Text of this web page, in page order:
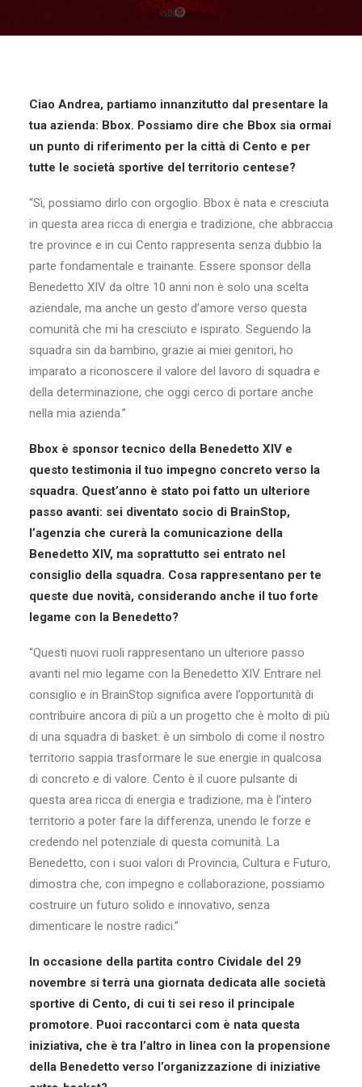
Ciao Andrea, partiamo innanzitutto dal presentare la
tua azienda: Bbox. Possiamo dire che Bbox sia ormai
un punto di riferimento per la città di Cento e per
tutte le società sportive del territorio centese?
“Sì, possiamo dirlo con orgoglio. Bbox è nata e cresciuta
in questa area ricca di energia e tradizione, che abbraccia
tre province e in cui Cento rappresenta senza dubbio la
parte fondamentale e trainante. Essere sponsor della
Benedetto XIV da oltre 10 anni non è solo una scelta
aziendale, ma anche un gesto d’amore verso questa
comunità che mi ha cresciuto e ispirato. Seguendo la
squadra sin da bambino, grazie ai miei genitori, ho
imparato a riconoscere il valore del lavoro di squadra e
della determinazione, che oggi cerco di portare anche
nella mia azienda.”
Bbox è sponsor tecnico della Benedetto XIV e
questo testimonia il tuo impegno concreto verso la
squadra. Quest’anno è stato poi fatto un ulteriore
passo avanti: sei diventato socio di BrainStop,
l’agenzia che curerà la comunicazione della
Benedetto XIV, ma soprattutto sei entrato nel
consiglio della squadra. Cosa rappresentano per te
queste due novità, considerando anche il tuo forte
legame con la Benedetto?
“Questi nuovi ruoli rappresentano un ulteriore passo
avanti nel mio legame con la Benedetto XIV. Entrare nel
consiglio e in BrainStop significa avere l’opportunità di
contribuire ancora di più a un progetto che è molto di più
di una squadra di basket: è un simbolo di come il nostro
territorio sappia trasformare le sue energie in qualcosa
di concreto e di valore. Cento è il cuore pulsante di
questa area ricca di energia e tradizione, ma è l’intero
territorio a poter fare la differenza, unendo le forze e
credendo nel potenziale di questa comunità. La
Benedetto, con i suoi valori di Provincia, Cultura e Futuro,
dimostra che, con impegno e collaborazione, possiamo
costruire un futuro solido e innovativo, senza
dimenticare le nostre radici.”
In occasione della partita contro Cividale del 29
novembre si terrà una giornata dedicata alle società
sportive di Cento, di cui ti sei reso il principale
promotore. Puoi raccontarci com è nata questa
iniziativa, che è tra l’altro in linea con la propensione
della Benedetto verso l’organizzazione di iniziative